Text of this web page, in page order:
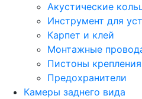
Акустические
Инструмент для
Карпет и клей
Монтажные
Пистоны крепления
Предохранители
Камеры заднего вида